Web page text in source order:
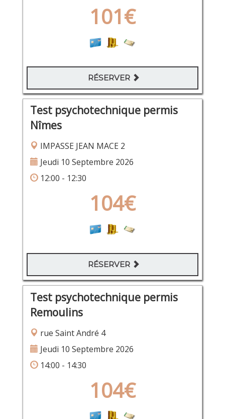
101€
RÉSERVER
Test psychotechnique permis
Nîmes
IMPASSE JEAN MACE 2
Jeudi 10 Septembre 2026
12:00 - 12:30
104€
RÉSERVER
Test psychotechnique permis
Remoulins
rue Saint André 4
Jeudi 10 Septembre 2026
14:00 - 14:30
104€